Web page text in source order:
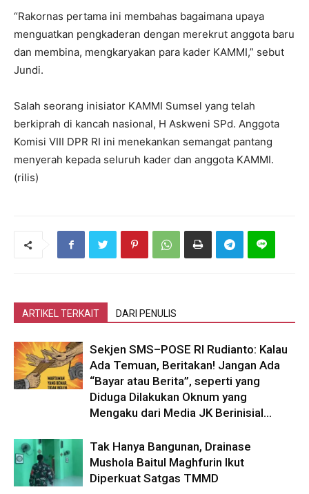
“Rakornas pertama ini membahas bagaimana upaya
menguatkan pengkaderan dengan merekrut anggota baru
dan membina, mengkaryakan para kader KAMMI,” sebut
Jundi.
Salah seorang inisiator KAMMI Sumsel yang telah
berkiprah di kancah nasional, H Askweni SPd. Anggota
Komisi VIII DPR RI ini menekankan semangat pantang
menyerah kepada seluruh kader dan anggota KAMMI.
(rilis)
ARTIKEL TERKAIT DARI PENULIS
Sekjen SMS–POSE RI Rudianto: Kalau
Ada Temuan, Beritakan! Jangan Ada
“Bayar atau Berita”, seperti yang
Diduga Dilakukan Oknum yang
Mengaku dari Media JK Berinisial...
Tak Hanya Bangunan, Drainase
Mushola Baitul Maghfurin Ikut
Diperkuat Satgas TMMD